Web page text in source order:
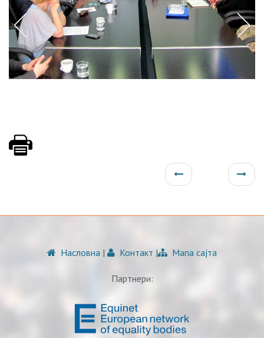
Насловна | Контакт | Мапа сајта
Партнери: